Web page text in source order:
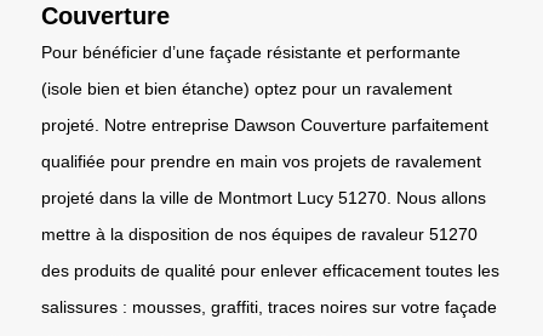
Couverture
Pour bénéficier d’une façade résistante et performante
(isole bien et bien étanche) optez pour un ravalement
projeté. Notre entreprise Dawson Couverture parfaitement
qualifiée pour prendre en main vos projets de ravalement
projeté dans la ville de Montmort Lucy 51270. Nous allons
mettre à la disposition de nos équipes de ravaleur 51270
des produits de qualité pour enlever efficacement toutes les
salissures : mousses, graffiti, traces noires sur votre façade